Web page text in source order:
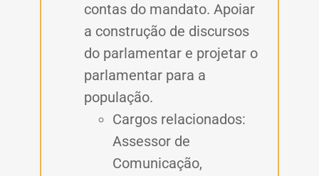
contas do mandato. Apoiar
a construção de discursos
do parlamentar e projetar o
parlamentar para a
população.
Cargos relacionados:
Assessor de
Comunicação,